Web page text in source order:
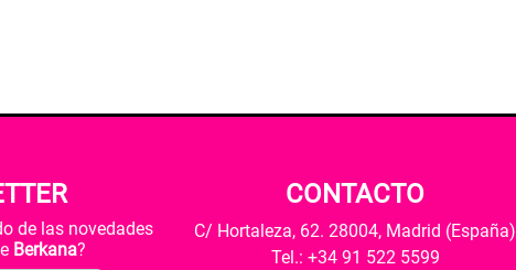
de las novedades
Berkana?
CONTACTO
C/ Hortaleza, 62. 28004, Madrid (España)
Tel.: +34 91 522 5599